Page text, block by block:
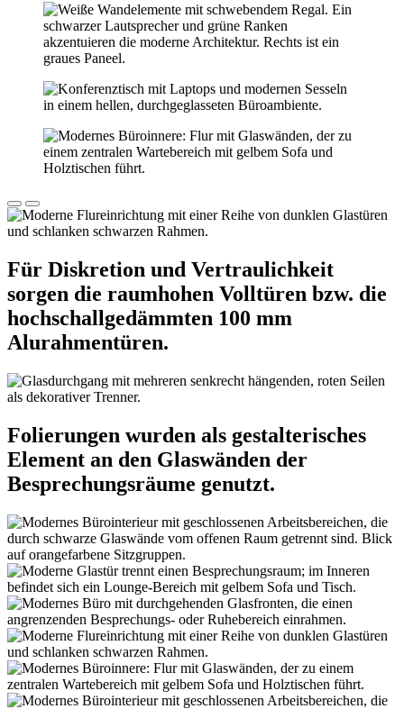
Für Diskretion und Vertraulichkeit
sorgen die raumhohen Volltüren bzw. die
hochschallgedämmten 100 mm
Alurahmentüren.
Folierungen wurden als gestalterisches
Element an den Glaswänden der
Besprechungsräume genutzt.